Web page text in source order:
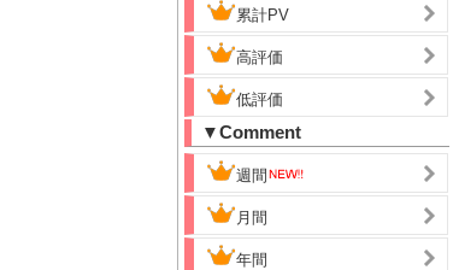
累計PV
高評価
低評価
▼Comment
週間
月間
年間